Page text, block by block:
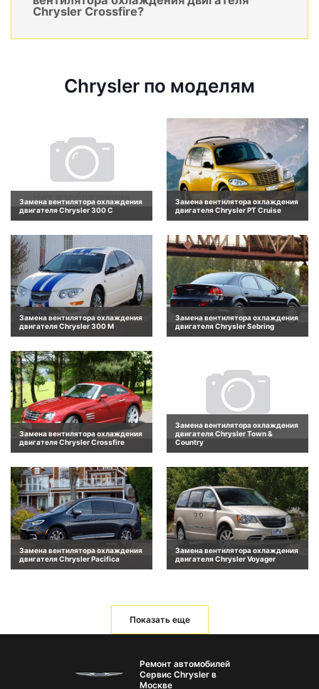
Chrysler Crossfire?
Chrysler по моделям
Замена вентилятора охлаждения
двигателя Chrysler 300 C
Замена вентилятора охлаждения
двигателя Chrysler PT Cruise
Замена вентилятора охлаждения
двигателя Chrysler 300 M
Замена вентилятора охлаждения
двигателя Chrysler Sebring
Замена вентилятора охлаждения
двигателя Chrysler Crossfire
Замена вентилятора охлаждения
двигателя Chrysler Town &
Country
Замена вентилятора охлаждения
двигателя Chrysler Pacifica
Замена вентилятора охлаждения
двигателя Chrysler Voyager
Показать еще
Ремонт автомобилей
Сервис Chrysler в
Москве